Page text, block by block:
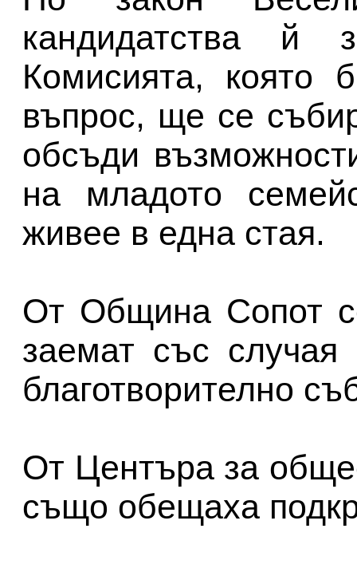
кандидатства й
Комисията, която
въпрос, ще се
обсъди
на младото
живее в една стая.
От Община Сопот
заемат със
благотворително
От Центъра за
също обещаха